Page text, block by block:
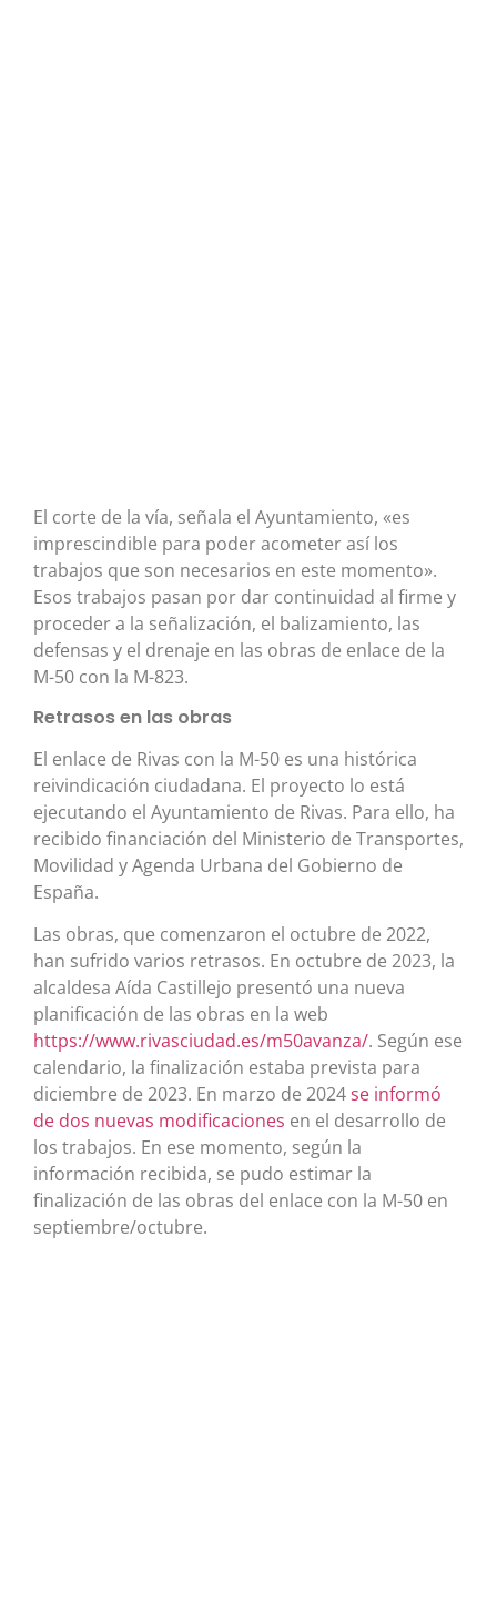
El corte de la vía, señala el Ayuntamiento, «es
imprescindible para poder acometer así los
trabajos que son necesarios en este momento».
Esos trabajos pasan por dar continuidad al firme y
proceder a la señalización, el balizamiento, las
defensas y el drenaje en las obras de enlace de la
M-50 con la M-823.
Retrasos en las obras
El enlace de Rivas con la M-50 es una histórica
reivindicación ciudadana. El proyecto lo está
ejecutando el Ayuntamiento de Rivas. Para ello, ha
recibido financiación del Ministerio de Transportes,
Movilidad y Agenda Urbana del Gobierno de
España.
Las obras, que comenzaron el octubre de 2022,
han sufrido varios retrasos. En octubre de 2023, la
alcaldesa Aída Castillejo presentó una nueva
planificación de las obras en la web
https://www.rivasciudad.es/m50avanza/. Según ese
calendario, la finalización estaba prevista para
diciembre de 2023. En marzo de 2024se informó
de dos nuevas modificaciones en el desarrollo de
los trabajos. En ese momento, según la
información recibida, se pudo estimar la
finalización de las obras del enlace con la M-50 en
septiembre/octubre.